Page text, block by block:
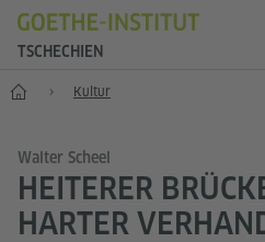
TSCHECHIEN
Start Kultur
Walter Scheel
HEITERER
HARTER